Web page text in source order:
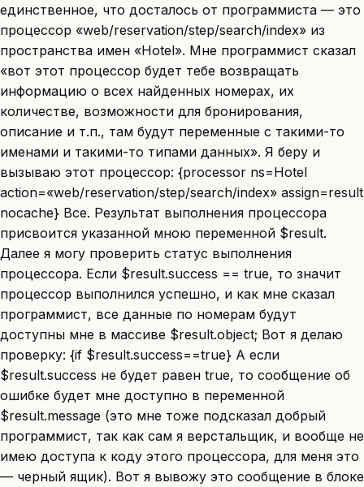
единственное, что досталось от программиста — это
процессор «web/reservation/step/search/index» из
пространства имен «Hotel». Мне программист сказал
«вот этот процессор будет тебе возвращать
информацию о всех найденных номерах, их
количестве, возможности для бронирования,
описание и т.п., там будут переменные с такими-то
именами и такими-то типами данных». Я беру и
вызываю этот процессор: {processor ns=Hotel
action=«web/reservation/step/search/index» assign=result
nocache} Все. Результат выполнения процессора
присвоится указанной мною переменной $result.
Далее я могу проверить статус выполнения
процессора. Если $result.success == true, то значит
процессор выполнился успешно, и как мне сказал
программист, все данные по номерам будут
доступны мне в массиве $result.object; Вот я делаю
проверку: {if $result.success==true} А если
$result.success не будет равен true, то сообщение об
ошибке будет мне доступно в переменной
$result.message (это мне тоже подсказал добрый
программист, так как сам я верстальщик, и вообще не
имею доступа к коду этого процессора, для меня это
— черный ящик). Вот я вывожу это сообщение в блоке